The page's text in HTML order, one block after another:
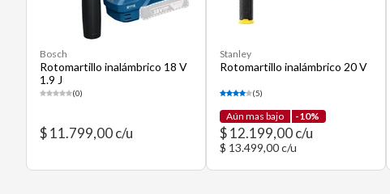
Bosch
Rotomartillo inalámbrico 18 V
1.9 J
(0)
$ 11.799,00 c/u
Stanley
Rotomartillo inalámbrico 20 V
(5)
Aún mas bajo -10%
$ 12.199,00 c/u
$ 13.499,00 c/u